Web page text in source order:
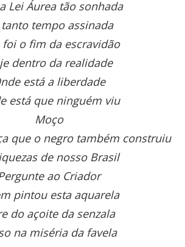
Lei Áurea tão sonhada
tanto tempo assinada
foi o fim da escravidão
dentro da realidade
está a liberdade
está que ninguém viu
Moço
que o negro também construiu
de nosso Brasil
ao Criador
pintou esta aquarela
do açoite da senzala
na miséria da favela